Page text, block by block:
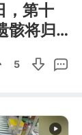
，第十
骸将归
5